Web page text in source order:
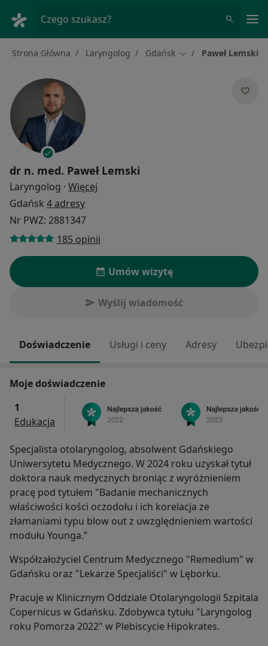
Czego szukasz?
Strona Główna Laryngolog Gdańsk Zmień miasto
Paweł Lemski
dr n. med. Paweł Lemski
Laryngolog · Więcej
Gdańsk 4 adresy
Nr PWZ: 2881347
185 opinii
Umów wizytę
Wyślij wiadomość
Doświadczenie Usługi i ceny Adresy
Moje doświadczenie
1
Edukacja
Specjalista otolaryngolog, absolwent Gdańskiego
Uniwersytetu Medycznego. W 2024 roku uzyskał tytuł
doktora nauk medycznych broniąc z wyróżnieniem
pracę pod tytułem "Badanie mechanicznych
właściwości kości oczodołu i ich korelacja ze
złamaniami typu blow out z uwzględnieniem wartości
modułu Younga.”
Współzałożyciel Centrum Medycznego "Remedium" w
Gdańsku oraz "Lekarze Specjaliści" w Lęborku.
Pracuje w Klinicznym Oddziale Otolaryngologii Szpitala
Copernicus w Gdańsku. Zdobywca tytułu "Laryngolog
roku Pomorza 2022" w Plebiscycie Hipokrates.